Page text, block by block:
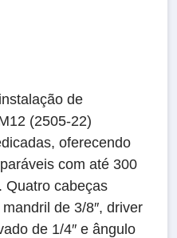
de
(2505-22)
oferecendo
com até 300
Quatro cabeças
de 3/8″, driver
de 1/4″ e ângulo